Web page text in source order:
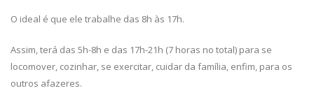
O ideal é que ele trabalhe das 8h às 17h.
Assim, terá das 5h-8h e das 17h-21h (7 horas no total) para se
locomover, cozinhar, se exercitar, cuidar da família, enfim, para os
outros afazeres.